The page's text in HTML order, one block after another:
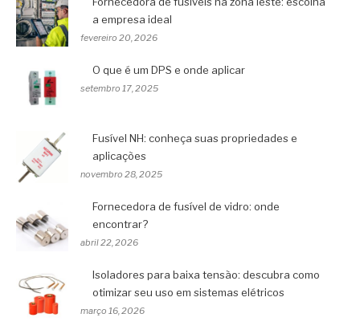
a empresa ideal
fevereiro 20, 2026
O que é um DPS e onde aplicar
setembro 17, 2025
Fusível NH: conheça suas propriedades e
aplicações
novembro 28, 2025
Fornecedora de fusível de vidro: onde
encontrar?
abril 22, 2026
Isoladores para baixa tensão: descubra como
otimizar seu uso em sistemas elétricos
março 16, 2026